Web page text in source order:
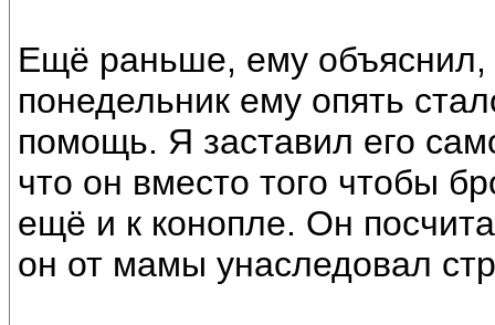
Ещё раньше, ему объяснил,
понедельник ему опять
помощь. Я заставил его
что он вместо того чтобы
ещё и к конопле. Он
он от мамы унаследовал